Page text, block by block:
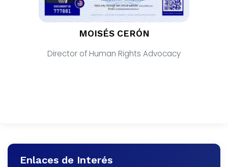
MOISÉS CERÓN
Director of Human Rights Advocacy
Enlaces de Interés